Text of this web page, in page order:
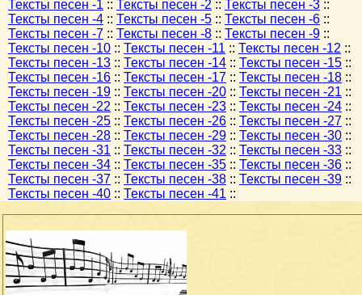
Тексты песен -1 :: Тексты песен -2 :: Тексты песен -3 ::
Тексты песен -4 :: Тексты песен -5 :: Тексты песен -6 ::
Тексты песен -7 :: Тексты песен -8 :: Тексты песен -9 ::
Тексты песен -10 :: Тексты песен -11 :: Тексты песен -12 ::
Тексты песен -13 :: Тексты песен -14 :: Тексты песен -15 ::
Тексты песен -16 :: Тексты песен -17 :: Тексты песен -18 ::
Тексты песен -19 :: Тексты песен -20 :: Тексты песен -21 ::
Тексты песен -22 :: Тексты песен -23 :: Тексты песен -24 ::
Тексты песен -25 :: Тексты песен -26 :: Тексты песен -27 ::
Тексты песен -28 :: Тексты песен -29 :: Тексты песен -30 ::
Тексты песен -31 :: Тексты песен -32 :: Тексты песен -33 ::
Тексты песен -34 :: Тексты песен -35 :: Тексты песен -36 ::
Тексты песен -37 :: Тексты песен -38 :: Тексты песен -39 ::
Тексты песен -40 :: Тексты песен -41 ::